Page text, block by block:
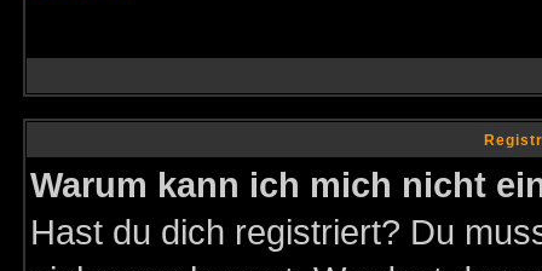
Warum kann ich mich nicht
Hast du dich registriert? Du